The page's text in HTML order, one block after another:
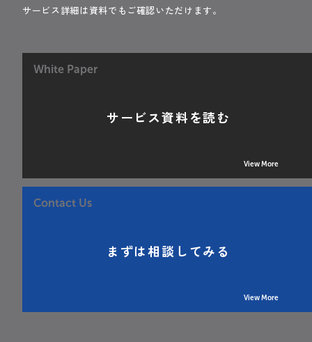
サービス詳細は資料でもご確認いただけます。
White Paper
サービス資料を読む
View More
Contact Us
まずは相談してみる
View More